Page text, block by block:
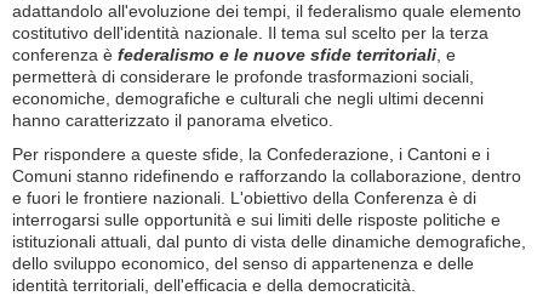
adattandolo all'evoluzione dei tempi, il federalismo quale elemento
costitutivo dell'identità nazionale. Il tema sul scelto per la terza
conferenza è federalismo e le nuove sfide territoriali , e
permetterà di considerare le profonde trasformazioni sociali,
economiche, demografiche e culturali che negli ultimi decenni
hanno caratterizzato il panorama elvetico.
Per rispondere a queste sfide, la Confederazione, i Cantoni e i
Comuni stanno ridefinendo e rafforzando la collaborazione, dentro
e fuori le frontiere nazionali. L'obiettivo della Conferenza è di
interrogarsi sulle opportunità e sui limiti delle risposte politiche e
istituzionali attuali, dal punto di vista delle dinamiche demografiche,
dello sviluppo economico, del senso di appartenenza e delle
identità territoriali, dell'efficacia e della democraticità.